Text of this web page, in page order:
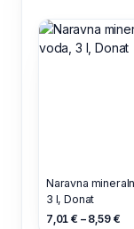
Naravna
3 l, Donat
7,01 € – 8,59 €